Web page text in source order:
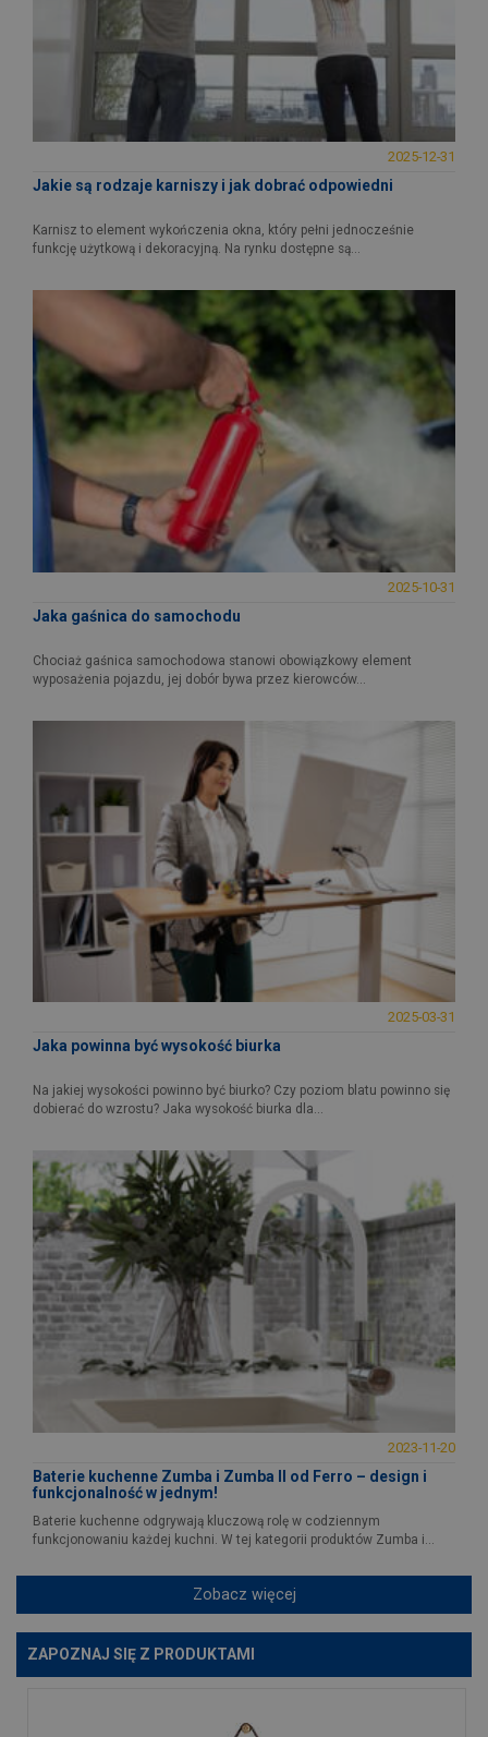
2025-12-31
Jakie są rodzaje karniszy i jak dobrać odpowiedni
Karnisz to element wykończenia okna, który pełni jednocześnie
funkcję użytkową i dekoracyjną. Na rynku dostępne są...
2025-10-31
Jaka gaśnica do samochodu
Chociaż gaśnica samochodowa stanowi obowiązkowy element
wyposażenia pojazdu, jej dobór bywa przez kierowców...
2025-03-31
Jaka powinna być wysokość biurka
Na jakiej wysokości powinno być biurko? Czy poziom blatu powinno się
dobierać do wzrostu? Jaka wysokość biurka dla...
2023-11-20
Baterie kuchenne Zumba i Zumba II od Ferro – design i
funkcjonalność w jednym!
Baterie kuchenne odgrywają kluczową rolę w codziennym
funkcjonowaniu każdej kuchni. W tej kategorii produktów Zumba i...
Zobacz więcej
ZAPOZNAJ SIĘ Z PRODUKTAMI